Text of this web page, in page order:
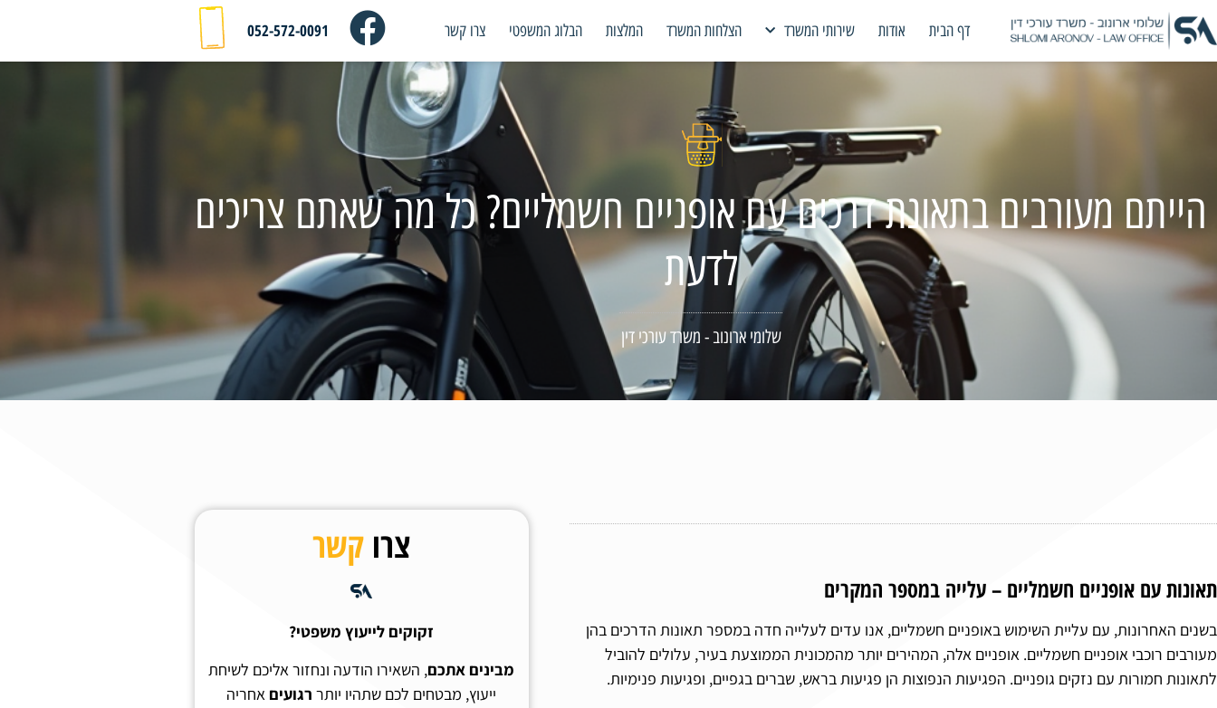
דף הבית אודות שירותי המשרד הצלחות המשרד המלצות הבלוג המשפטי צרו קשר 052-572-0091
הייתם מעורבים בתאונת דרכים עם אופניים חשמליים? כל מה שאתם צריכים
לדעת
שלומי ארונוב - משרד עורכי דין
תאונות עם אופניים חשמליים – עלייה במספר המקרים
בשנים האחרונות, עם עליית השימוש באופניים חשמליים, אנו עדים לעלייה חדה במספר תאונות הדרכים בהן
מעורבים רוכבי אופניים חשמליים. אופניים אלה, המהירים יותר מהמכונית הממוצעת בעיר, עלולים להוביל
לתאונות חמורות עם נזקים גופניים. הפגיעות הנפוצות הן פגיעות בראש, שברים בגפיים, ופגיעות פנימיות.
צרו קשר
זקוקים לייעוץ משפטי?
מבינים אתכם, השאירו הודעה ונחזור אליכם לשיחת
ייעוץ, מבטחים לכם שתהיו יותר רגועים אחריה